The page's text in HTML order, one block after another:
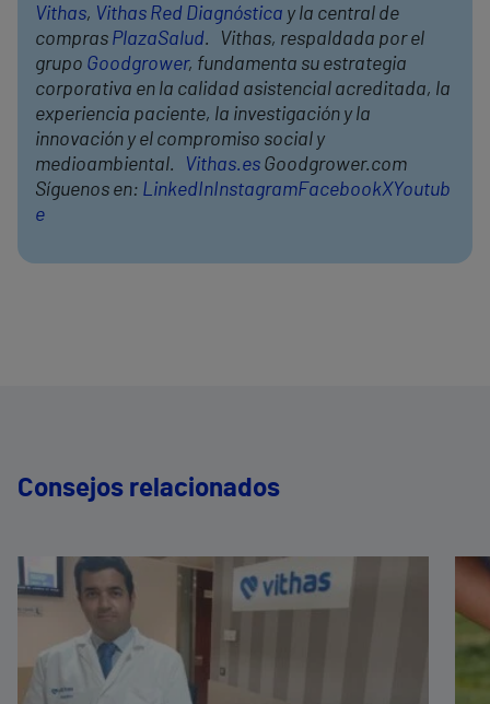
Vithas, Vithas Red Diagnóstica y la central de
compras PlazaSalud. Vithas, respaldada por el
grupo Goodgrower, fundamenta su estrategia
corporativa en la calidad asistencial acreditada, la
experiencia paciente, la investigación y la
innovación y el compromiso social y
medioambiental.
Vithas.es Goodgrower.com
Síguenos en: LinkedInInstagramFacebookXYoutub
e
Consejos relacionados